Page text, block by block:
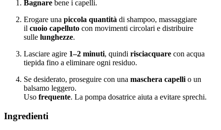
Bagnare bene i capelli.
Erogare una piccola quantità di shampoo, massaggiare
il cuoio capelluto con movimenti circolari e distribuire
sulle lunghezze.
Lasciare agire 1–2 minuti, quindi risciacquare con acqua
tiepida fino a eliminare ogni residuo.
Se desiderato, proseguire con una maschera capelli o un
balsamo leggero.
Uso frequente. La pompa dosatrice aiuta a evitare sprechi.
Ingredienti